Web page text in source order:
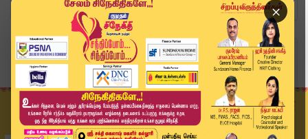
×
Home
வீடியோ ஸ்டோரி
தேர்தல் பரிசு தடுப்பு வழக்கில் நீதிமன்றம் ‘No’ ...